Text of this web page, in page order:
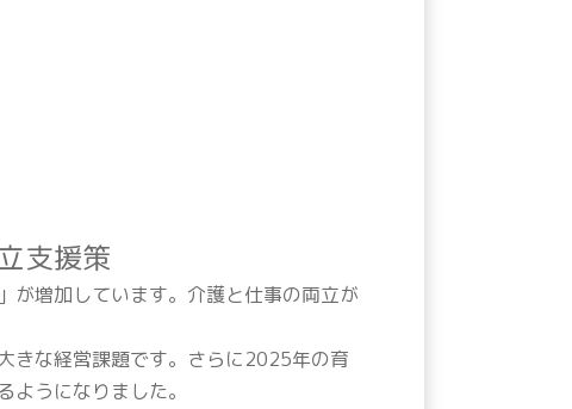
支援策
が増加しています。介護と仕事の両立が
きな経営課題です。さらに2025年の育
うになりました。